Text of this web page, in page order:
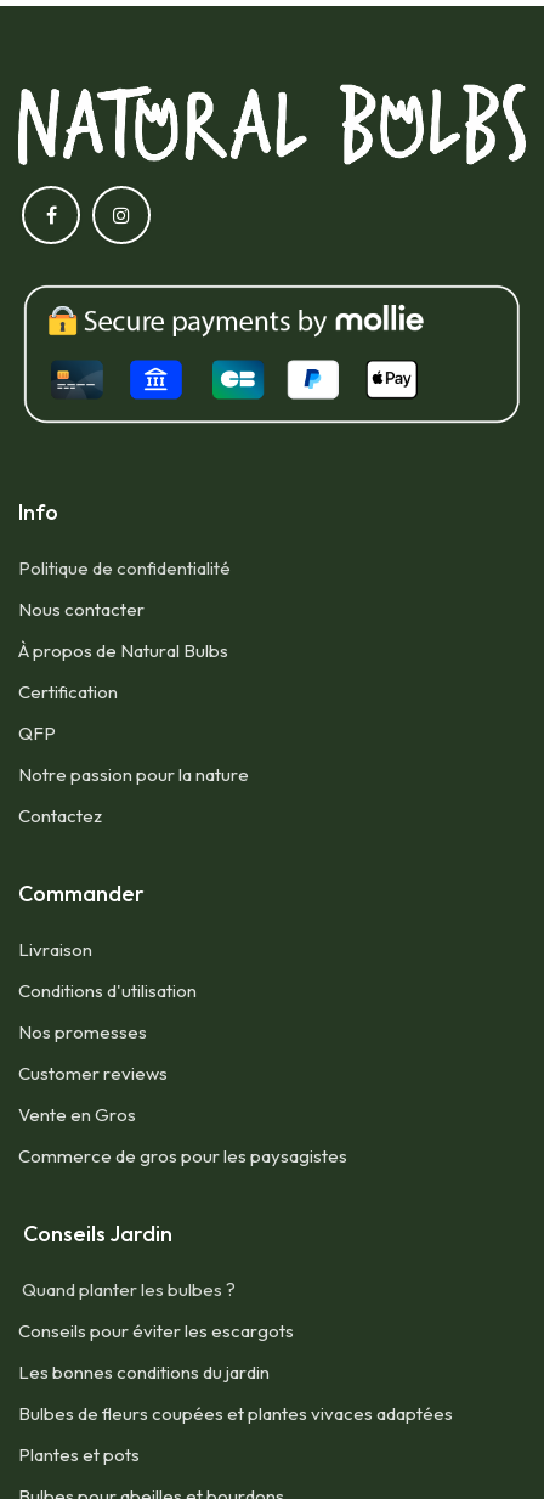
Info
Politique de confidentialité
Nous contacter​
À propos de Natural Bulbs
Certification
QFP​
Notre passion pour la nature
Contactez
Commander
Livraison
Conditions d'utilisation​
Nos promesses
Customer reviews
Vente en Gros
Commerce de gros pour les paysagistes
Conseils Jardin
Quand planter les bulbes ?
Conseils pour éviter les escargots
Les bonnes conditions du jardin
Bulbes de fleurs coupées et plantes vivaces adaptées
Plantes et pots